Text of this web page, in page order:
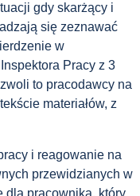
gdy skarżący i
się zeznawać
w
Pracy z 3
to pracodawcy na
materiałów, z
i reagowanie na
przewidzianych w